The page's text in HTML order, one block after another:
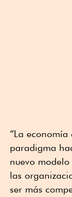
“La
paradigma
nuevo
las
ser más